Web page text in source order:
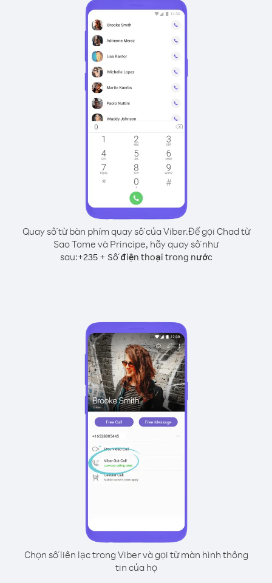
Quay số từ bàn phím quay số của Viber.Để gọi Chad từ
Sao Tome và Principe, hãy quay số như
sau:+235+ Số điện thoại trong nước
Chọn số liên lạc trong Viber và gọi từ màn hình thông
tin của họ